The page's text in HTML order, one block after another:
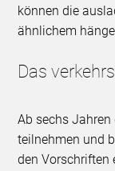
können die
ähnlichem
Das
Ab sechs
teilnehmen und
den Vorschriften